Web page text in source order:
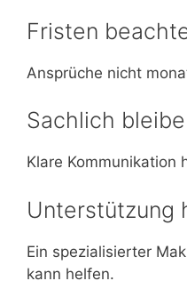
Fristen
Ansprüche nicht
Sachlich
Klare Kommunikation
Unterstützung
Ein spezialisierter
kann helfen.